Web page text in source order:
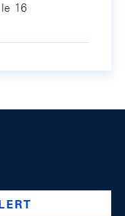
16
swiss-national-
@swissnationalbank